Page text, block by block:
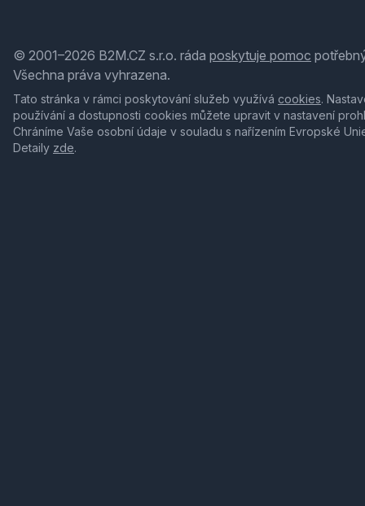
© 2001–2026 B2M.CZ s.r.o. ráda poskytuje pomoc
Všechna práva vyhrazena.
Tato stránka v rámci poskytování služeb využívá cookies.
používání a dostupnosti cookies můžete upravit v nastavení
Chráníme Vaše osobní údaje v souladu s nařízením Evropské
Detaily zde.